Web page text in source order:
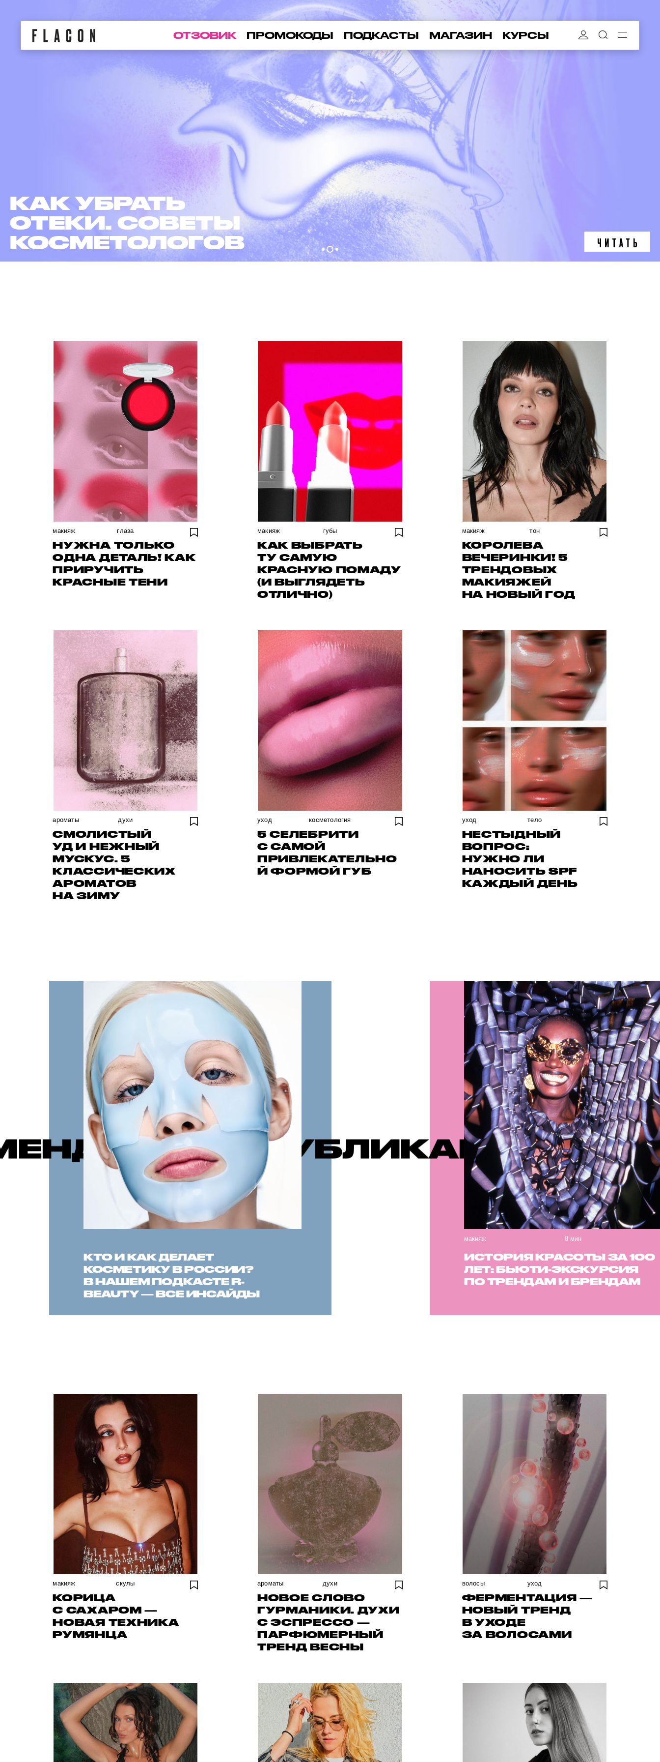
КАК УБРАТЬ
ОТЕКИ. СОВЕТЫ
КОСМЕТОЛОГОВ
ЧИТАТЬ
ОТЗОВИК ПРОМОКОДЫ ПОДКАСТЫ МАГАЗИН КУРСЫ
макияж глаза
НУЖНА ТОЛЬКО
ОДНА ДЕТАЛЬ! КАК
ПРИРУЧИТЬ
КРАСНЫЕ ТЕНИ
макияж губы
КАК ВЫБРАТЬ
ТУ САМУЮ
КРАСНУЮ ПОМАДУ
(И ВЫГЛЯДЕТЬ
ОТЛИЧНО)
макияж тон
КОРОЛЕВА
ВЕЧЕРИНКИ! 5
ТРЕНДОВЫХ
МАКИЯЖЕЙ
НА НОВЫЙ ГОД
ароматы духи
СМОЛИСТЫЙ
УД И НЕЖНЫЙ
МУСКУС. 5
КЛАССИЧЕСКИХ
АРОМАТОВ
НА ЗИМУ
уход косметология
5 СЕЛЕБРИТИ
С САМОЙ
ПРИВЛЕКАТЕЛЬНО
Й ФОРМОЙ ГУБ
уход тело
НЕСТЫДНЫЙ
ВОПРОС:
НУЖНО ЛИ
НАНОСИТЬ SPF
КАЖДЫЙ ДЕНЬ
ПУБЛИКАЦИИ
КТО И КАК ДЕЛАЕТ
КОСМЕТИКУ В РОССИИ?
В НАШЕМ ПОДКАСТЕ R-
BEAUTY — ВСЕ ИНСАЙДЫ
макияж 8 мин
ИСТОРИЯ КРАСОТЫ ЗА 100
ЛЕТ: БЬЮТИ-ЭКСКУРСИЯ
ПО ТРЕНДАМ И БРЕНДАМ
макияж скулы
КОРИЦА
С САХАРОМ —
НОВАЯ ТЕХНИКА
РУМЯНЦА
ароматы духи
НОВОЕ СЛОВО
ГУРМАНИКИ. ДУХИ
С ЭСПРЕССО —
ПАРФЮМЕРНЫЙ
ТРЕНД ВЕСНЫ
волосы уход
ФЕРМЕНТАЦИЯ —
НОВЫЙ ТРЕНД
В УХОДЕ
ЗА ВОЛОСАМИ